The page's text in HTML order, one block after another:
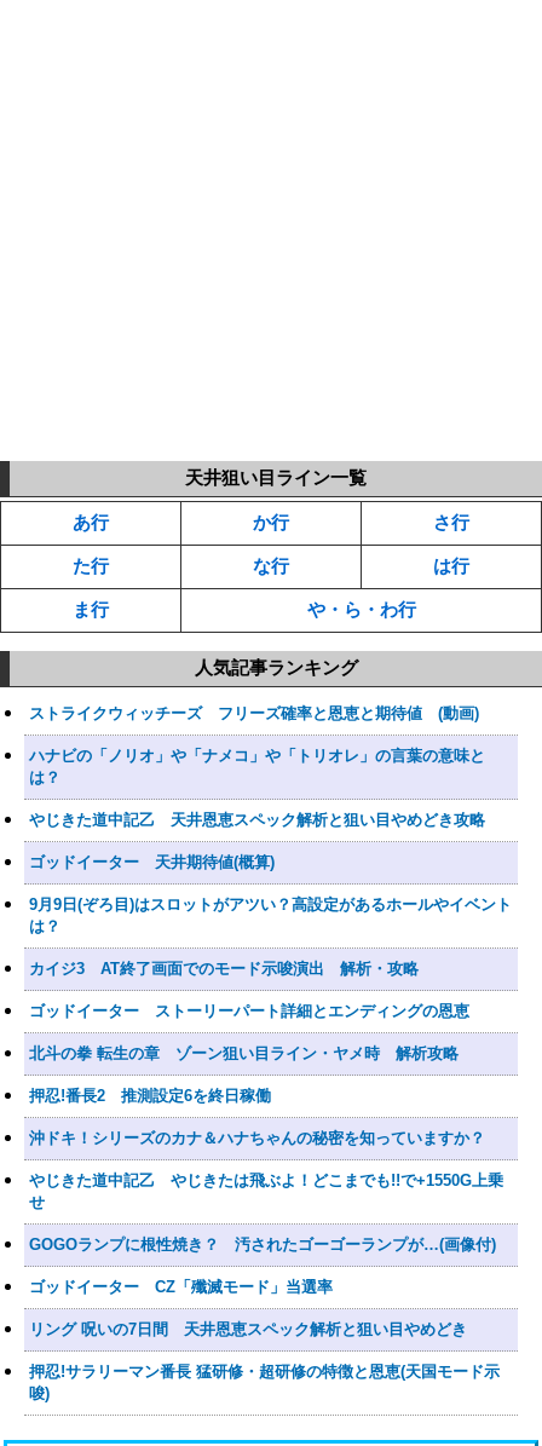
天井狙い目ライン一覧
あ行 か行 さ行
た行 な行 は行
ま行 や・ら・わ行
人気記事ランキング
ストライクウィッチーズ フリーズ確率と恩恵と期待値 (動画)
ハナビの「ノリオ」や「ナメコ」や「トリオレ」の言葉の意味と
は？
やじきた道中記乙 天井恩恵スペック解析と狙い目やめどき攻略
ゴッドイーター 天井期待値(概算)
9月9日(ぞろ目)はスロットがアツい？高設定があるホールやイベント
は？
カイジ3 AT終了画面でのモード示唆演出 解析・攻略
ゴッドイーター ストーリーパート詳細とエンディングの恩恵
北斗の拳 転生の章 ゾーン狙い目ライン・ヤメ時 解析攻略
押忍!番長2 推測設定6を終日稼働
沖ドキ！シリーズのカナ＆ハナちゃんの秘密を知っていますか？
やじきた道中記乙 やじきたは飛ぶよ！どこまでも!!で+1550G上乗
せ
GOGOランプに根性焼き？ 汚されたゴーゴーランプが…(画像付)
ゴッドイーター CZ「殲滅モード」当選率
リング 呪いの7日間 天井恩恵スペック解析と狙い目やめどき
押忍!サラリーマン番長 猛研修・超研修の特徴と恩恵(天国モード示
唆)